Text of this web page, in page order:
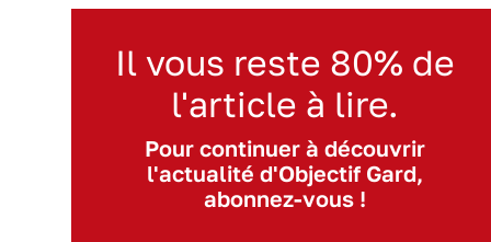
Il vous reste 80% de
l'article à lire.
Pour continuer à découvrir
l'actualité d'Objectif Gard,
abonnez-vous !